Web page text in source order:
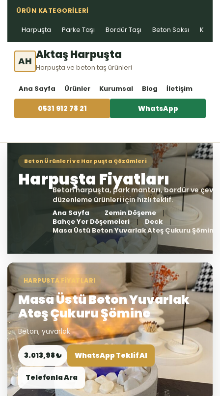
ÜRÜN KATEGORILERI
Harpuşta Parke Taşı Bordür Taşı Beton Saksı Kablo
AH Aktaş Harpuşta
Harpuşta ve beton taş ürünleri
Ana Sayfa Ürünler Kurumsal Blog İletişim
0531 912 78 21 WhatsApp
Ana Sayfa
Zemin Döşeme
Bahçe Yer Döşemeleri
Deck
Masa Üstü Beton Yuvarlak Ateş Çukuru Şömine
HARPUSTA FIYATLARI
Masa Üstü Beton Yuvarlak
Ateş Çukuru Şömine
Beton, yuvarlak
3.013,98 ₺ WhatsApp Teklif Al
Telefonla Ara